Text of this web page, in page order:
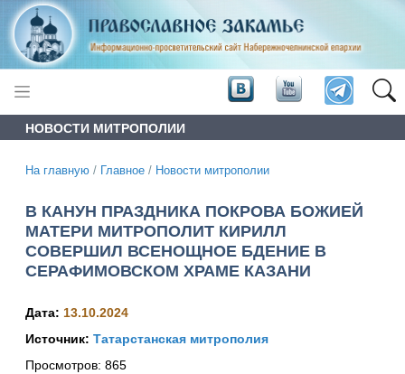
НОВОСТИ МИТРОПОЛИИ
На главную / Главное / Новости митрополии
В КАНУН ПРАЗДНИКА ПОКРОВА БОЖИЕЙ
МАТЕРИ МИТРОПОЛИТ КИРИЛЛ
СОВЕРШИЛ ВСЕНОЩНОЕ БДЕНИЕ В
СЕРАФИМОВСКОМ ХРАМЕ КАЗАНИ
Дата: 13.10.2024
Источник: Татарстанская митрополия
Просмотров: 865